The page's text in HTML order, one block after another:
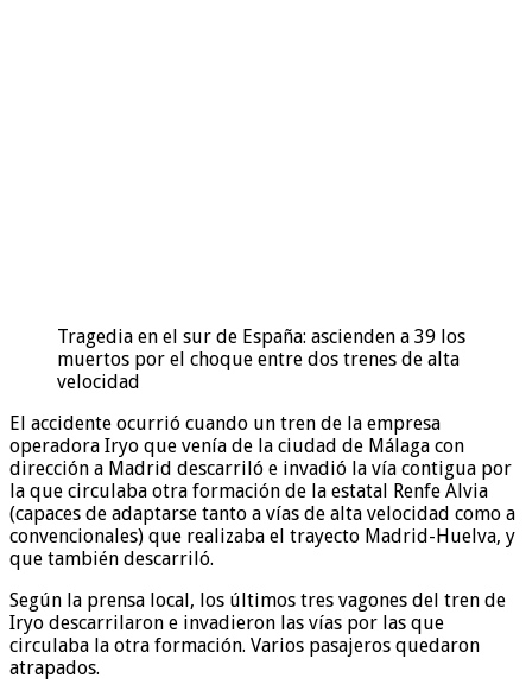
Tragedia en el sur de España: ascienden a 39 los
muertos por el choque entre dos trenes de alta
velocidad
El accidente ocurrió cuando un tren de la empresa
operadora Iryo que venía de la ciudad de Málaga con
dirección a Madrid descarriló e invadió la vía contigua por
la que circulaba otra formación de la estatal Renfe Alvia
(capaces de adaptarse tanto a vías de alta velocidad como a
convencionales) que realizaba el trayecto Madrid-Huelva, y
que también descarriló.
Según la prensa local, los últimos tres vagones del tren de
Iryo descarrilaron e invadieron las vías por las que
circulaba la otra formación. Varios pasajeros quedaron
atrapados.